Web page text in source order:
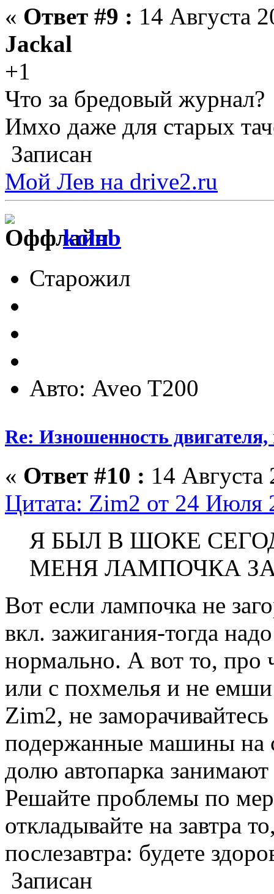
« Ответ #9 : 14 Августа
Jackal
+1
Что за бредовый журнал?
Имхо даже для старых
Записан
Мой Лев на drive2.ru
kolob
Старожил
Авто: Aveo T200
Re: Изношенность
« Ответ #10 : 14
Цитата: Zim2 от 24 Июля
Я БЫЛ В ШОКЕ
МЕНЯ ЛАМПОЧКА
Вот если лампочка не
вкл. зажигания-тогда
нормально. А вот то, про
или с похмелья и не
Zim2, не
подержанные машины на
долю автопарка
Решайте проблемы по
откладывайте на завтра
послезавтра: будете
Записан